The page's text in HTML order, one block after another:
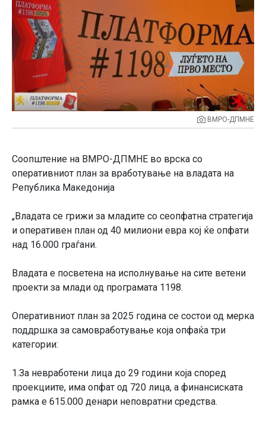
ВМРО-ДПМНЕ
Соопштение на ВМРО-ДПМНЕ во врска со
оперативниот план за вработување на владата на
Република Македонија
„Владата се грижи за младите со сеопфатна стратегија
и оперативен план од 40 милиони евра кој ќе опфати
над 16.000 граѓани.
Владата е посветена на исполнување на сите ветени
проекти за млади од програмата 1198.
Оперативниот план за 2025 година се состои од мерка
поддршка за самовработување која опфаќа три
категории:
1.За невработени лица до 29 години која според
проекциите, има опфат од 720 лица, а финансиската
рамка е 615.000 денари неповратни средства.